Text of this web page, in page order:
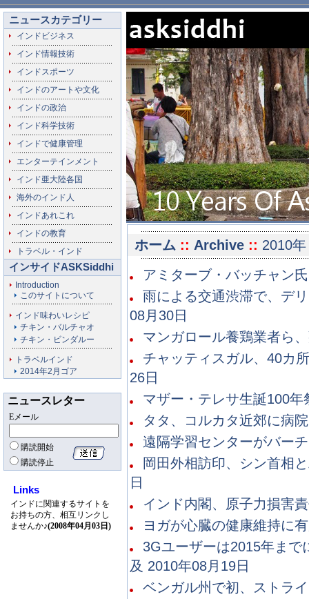
ニュースカテゴリー
インドビジネス
インド情報技術
インドスポーツ
インドのアートや文化
インドの政治
インド科学技術
インドで健康管理
エンターテインメント
インド亜大陸各国
海外のインド人
インドあれこれ
インドの教育
トラベル・インド
インサイドASKSiddhi
Introduction
このサイトについて
インド味わいレシピ
チキン・バルチャオ
チキン・ビンダルー
トラベルインド
2014年2月ゴア
ニュースレター
Eメール
購読開始
購読停止
Links
インドに関連するサイトを
お持ちの方、相互リンクし
ませんか♪(2008年04月03日)
ホーム :: Archive :: 2010年
アミターブ・バッチャン
雨による交通渋滞で、デ
08月30日
マンガロール養鶏業者ら
チャッティスガル、40カ
26日
マザー・テレサ生誕100
タタ、コルカタ近郊に病
遠隔学習センターがバー
岡田外相訪印、シン首相
日
インド内閣、原子力損害
ヨガが心臓の健康維持に
3Gユーザーは2015年まで
及 2010年08月19日
ベンガル州で初、ストラ